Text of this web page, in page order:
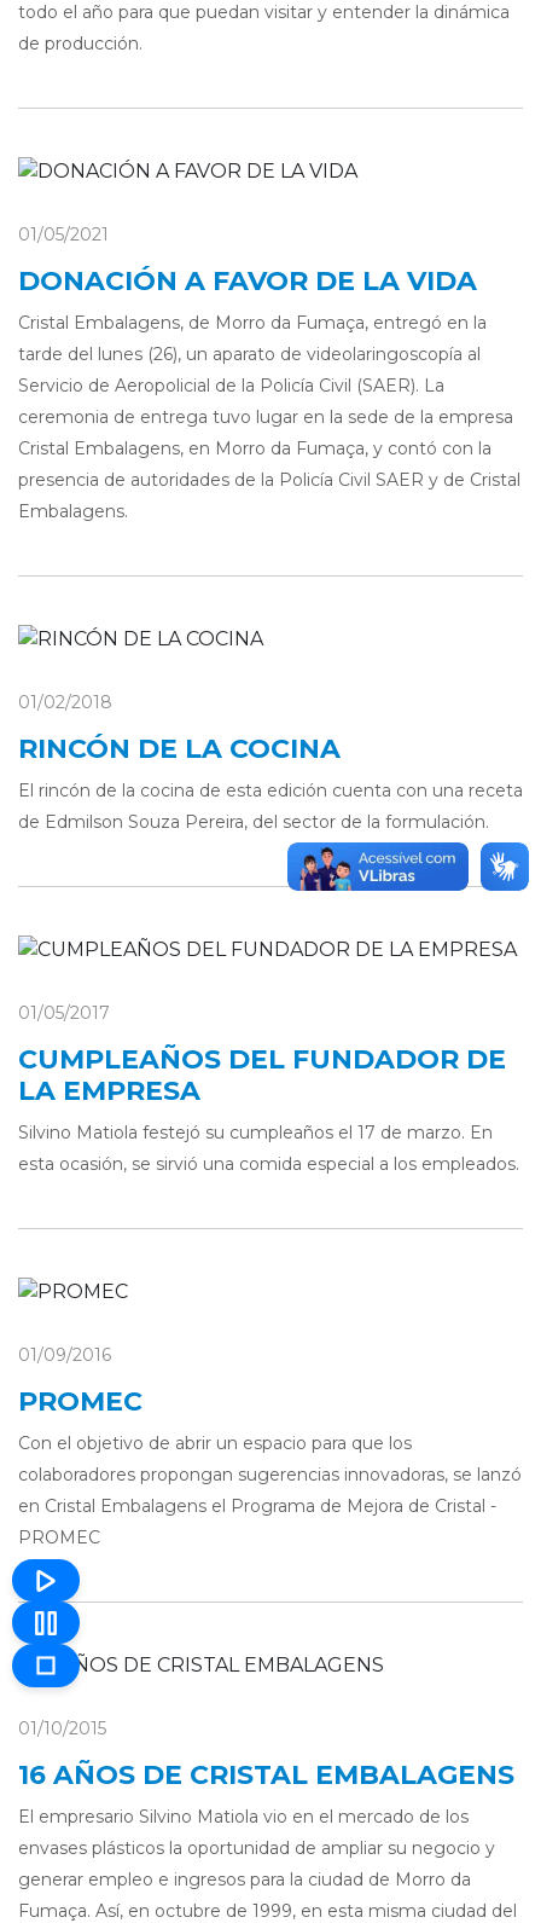
todo el año para que puedan visitar y entender la dinámica
de producción.
01/05/2021
DONACIÓN A FAVOR DE LA VIDA
Cristal Embalagens, de Morro da Fumaça, entregó en la
tarde del lunes (26), un aparato de videolaringoscopía al
Servicio de Aeropolicial de la Policía Civil (SAER). La
ceremonia de entrega tuvo lugar en la sede de la empresa
Cristal Embalagens, en Morro da Fumaça, y contó con la
presencia de autoridades de la Policía Civil SAER y de Cristal
Embalagens.
01/02/2018
RINCÓN DE LA COCINA
El rincón de la cocina de esta edición cuenta con una receta
de Edmilson Souza Pereira, del sector de la formulación.
01/05/2017
CUMPLEAÑOS DEL FUNDADOR DE
LA EMPRESA
Silvino Matiola festejó su cumpleaños el 17 de marzo. En
esta ocasión, se sirvió una comida especial a los empleados.
01/09/2016
PROMEC
Con el objetivo de abrir un espacio para que los
colaboradores propongan sugerencias innovadoras, se lanzó
en Cristal Embalagens el Programa de Mejora de Cristal -
PROMEC
01/10/2015
16 AÑOS DE CRISTAL EMBALAGENS
El empresario Silvino Matiola vio en el mercado de los
envases plásticos la oportunidad de ampliar su negocio y
generar empleo e ingresos para la ciudad de Morro da
Fumaça. Así, en octubre de 1999, en esta misma ciudad del